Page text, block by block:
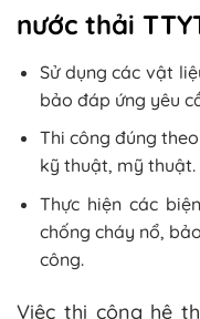
nước thải
Sử dụng các vật
bảo đáp ứng yêu
Thi công đúng
kỹ thuật, mỹ thuật.
Thực hiện các
chống cháy nổ,
công.
Việc thi công hệ